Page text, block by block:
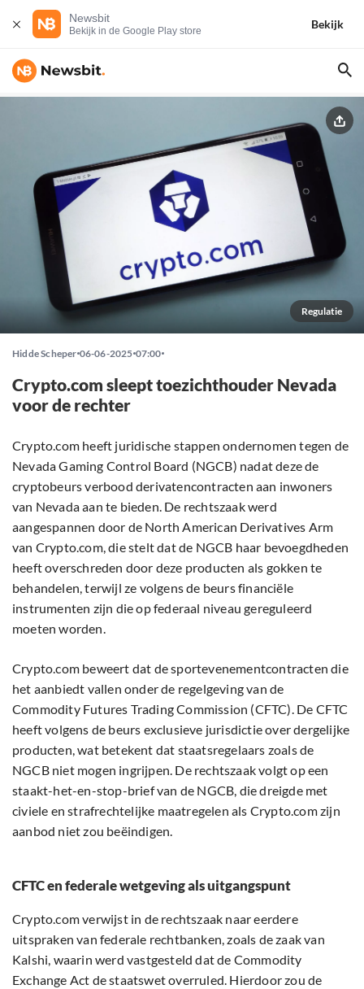
Newsbit
Bekijk in de Google Play store
Bekijk
Regulatie
Hidde Scheper 06-06-2025 07:00
Crypto.com sleept toezichthouder Nevada
voor de rechter
Crypto.com heeft juridische stappen ondernomen tegen de
Nevada Gaming Control Board (NGCB) nadat deze de
cryptobeurs verbood derivatencontracten aan inwoners
van Nevada aan te bieden. De rechtszaak werd
aangespannen door de North American Derivatives Arm
van Crypto.com, die stelt dat de NGCB haar bevoegdheden
heeft overschreden door deze producten als gokken te
behandelen, terwijl ze volgens de beurs financiële
instrumenten zijn die op federaal niveau gereguleerd
moeten worden.
Crypto.com beweert dat de sportevenementcontracten die
het aanbiedt vallen onder de regelgeving van de
Commodity Futures Trading Commission (CFTC). De CFTC
heeft volgens de beurs exclusieve jurisdictie over dergelijke
producten, wat betekent dat staatsregelaars zoals de
NGCB niet mogen ingrijpen. De rechtszaak volgt op een
staakt-het-en-stop-brief van de NGCB, die dreigde met
civiele en strafrechtelijke maatregelen als Crypto.com zijn
aanbod niet zou beëindigen.
CFTC en federale wetgeving als uitgangspunt
Crypto.com verwijst in de rechtszaak naar eerdere
uitspraken van federale rechtbanken, zoals de zaak van
Kalshi, waarin werd vastgesteld dat de Commodity
Exchange Act de staatswet overruled. Hierdoor zou de